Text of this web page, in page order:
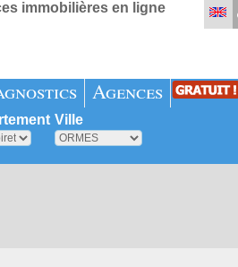
immobilières en ligne
Agences
Ville